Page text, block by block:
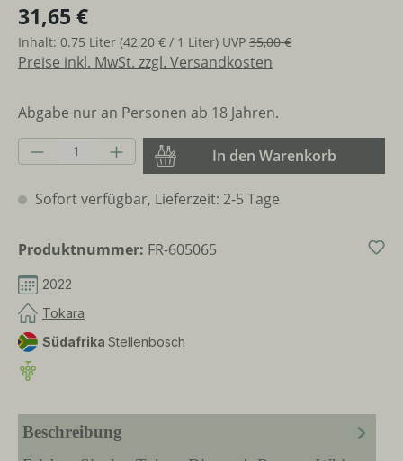
31,65 €
Inhalt: 0.75 Liter (42,20 € / 1 Liter) UVP 35,00 €
Preise inkl. MwSt. zzgl. Versandkosten
Abgabe nur an Personen ab 18 Jahren.
Produkt Anzahl: Gib den gewünschten
In den Warenkorb
Sofort verfügbar, Lieferzeit: 2-5 Tage
Produktnummer: FR-605065
2022
Tokara
Südafrika Stellenbosch
Beschreibung